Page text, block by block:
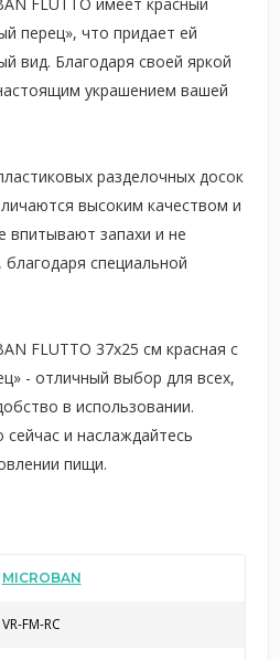
перец», что придает ей
вид. Благодаря своей яркой
украшением вашей
разделочных досок
высоким качеством и
впитывают запахи и не
специальной
FLUTTO 37x25 см красная с
- отличный выбор для всех,
в использовании.
и наслаждайтесь
пищи.
MICROBAN
VR-FM-RC